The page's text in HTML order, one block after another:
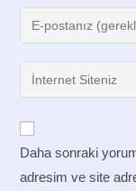
name
comment
Enter
your
email
address
Enter
your
URL
(optional)
Daha sonraki
adresim ve site